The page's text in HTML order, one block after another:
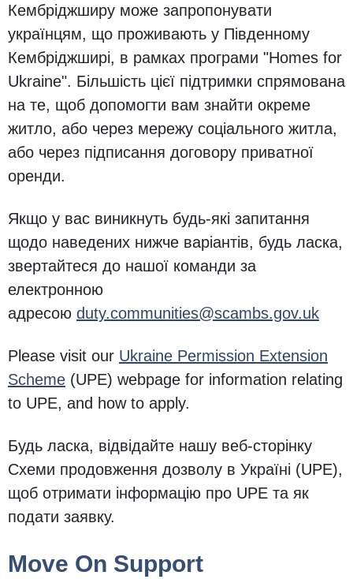
Кембріджширу може запропонувати
українцям, що проживають у Південному
Кембріджширі, в рамках програми "Homes for
Ukraine". Більшість цієї підтримки спрямована
на те, щоб допомогти вам знайти окреме
житло, або через мережу соціального житла,
або через підписання договору приватної
оренди.
Якщо у вас виникнуть будь-які запитання
щодо наведених нижче варіантів, будь ласка,
звертайтеся до нашої команди за
електронною
адресою duty.communities@scambs.gov.uk
Please visit our Ukraine Permission Extension
Scheme (UPE) webpage for information relating
to UPE, and how to apply.
Будь ласка, відвідайте нашу веб-сторінку
Схеми продовження дозволу в Україні (UPE),
щоб отримати інформацію про UPE та як
подати заявку.
Move On Support